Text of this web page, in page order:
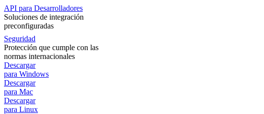
API para Desarrolladores
Soluciones de integración
preconfiguradas
Seguridad
Protección que cumple con las
normas internacionales
Descargar
para Windows
Descargar
para Mac
Descargar
para Linux